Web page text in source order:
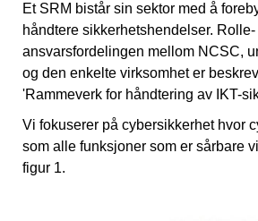
Et SRM bistår sin sektor med å
håndtere sikkerhetshendelser. Rolle-
ansvarsfordelingen mellom NCSC,
og den enkelte virksomhet er
'Rammeverk for håndtering av IKT-
Vi fokuserer på cybersikkerhet hvor
som alle funksjoner som er sårbare
figur 1.